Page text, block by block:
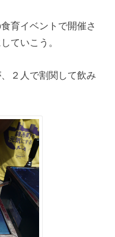
育イベントで開催さ
ていこう。
２人で割関して飲み